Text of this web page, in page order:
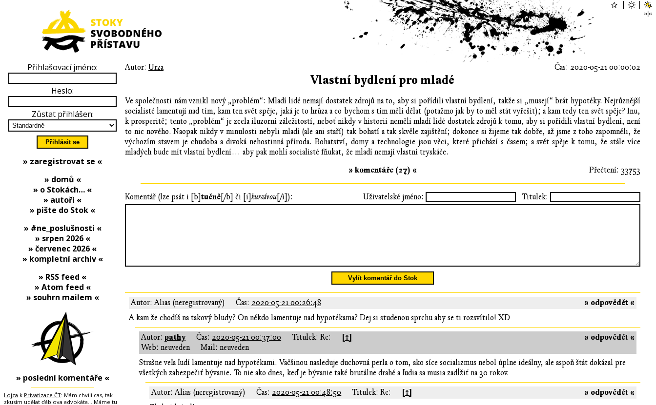
Autor: Urza Čas: 2020-05-21 00:00:02
Vlastní bydlení pro mladé
Ve společnosti nám vznikl nový „problém“: Mladí lidé nemají dostatek zdrojů na to, aby si pořídili vlastní bydlení, takže si „musejí“ brát hypotéky. Nejrůznější
socialisté lamentují nad tím, kam ten svět spěje, jaká je to hrůza a co bychom s tím měli dělat (potažmo jak by to měl stát vyřešit); a kam tedy ten svět spěje? Inu,
k prosperitě; tento „problém“ je zcela iluzorní záležitostí, neboť nikdy v historii neměli mladí lidé dostatek zdrojů k tomu, aby si pořídili vlastní bydlení, není
to nic nového. Naopak nikdy v minulosti nebyli mladí (ale ani staří) tak bohatí a tak skvěle zajištění; dokonce si žijeme tak dobře, až jsme z toho zapomněli, že
výchozím stavem je chudoba a divoká nehostinná příroda. Bohatství, domy a technologie jsou věci, které přichází s časem; a svět spěje k tomu, že stále více
mladých bude mít vlastní bydlení… aby pak mohli socialisté fňukat, že mladí nemají vlastní tryskáče.
Přečtení: 33753
» komentáře (27) «
Uživatelské jméno: Titulek:
Komentář (lze psát i [b] tučně [/b] či [i] kurzívou [/i]):
Vylít komentář do Stok
» odpovědět «
Autor: Alias (neregistrovaný) Čas: 2020-05-21 00:26:48
A kam že chodíš na takový bludy? On někdo lamentuje nad hypotékama? Dej si studenou sprchu aby se ti rozsvítilo! XD
» odpovědět «
Autor:pathy Čas: 2020-05-21 00:37:00 Titulek: Re: [↑]
Web: neuveden
Mail: neuveden
Strašne veľa ľudí lamentuje nad hypotékami. Väčšinou nasleduje duchovná perla o tom, ako síce socializmus nebol úplne ideálny, ale aspoň štát dokázal pre
všetkých zabezpečiť bývanie. To nie ako dnes, keď je bývanie také brutálne drahé a ľudia sa musia zadĺžiť na 30 rokov.
» odpovědět «
Autor: Alias (neregistrovaný) Čas: 2020-05-21 00:48:50 Titulek: Re: [↑]
Přihlašovací jméno:
Heslo:
Zůstat přihlášen:
» zaregistrovat se «
» domů «
» o Stokách… «
» autoři «
» pište do Stok «
» #ne_poslušnosti «
» srpen 2026 «
» červenec 2026 «
» kompletní archiv «
» RSS feed «
» Atom feed «
» souhrn mailem «
» poslední komentáře «
Lojza k Privatizace ČT: Mám chvíli cas, tak
zkusím udělat ďáblova advokáta... Máme tu